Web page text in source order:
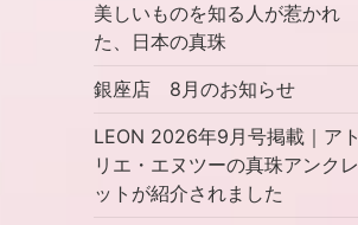
美しいものを知る人が惹かれ
た、日本の真珠
銀座店 8月のお知らせ
LEON 2026年9月号掲載｜アト
リエ・エヌツーの真珠アンクレ
ットが紹介されました